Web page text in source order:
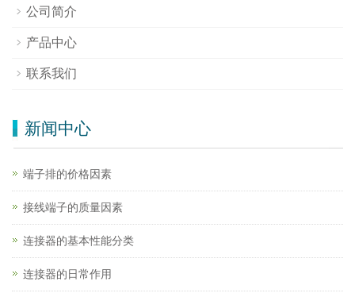
公司简介
产品中心
联系我们
新闻中心
端子排的价格因素
接线端子的质量因素
连接器的基本性能分类
连接器的日常作用